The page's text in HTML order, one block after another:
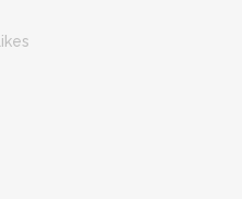
Likes